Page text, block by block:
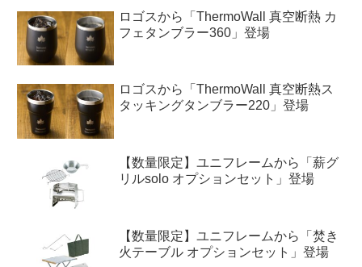
ロゴスから「ThermoWall 真空断熱 カ
フェタンブラー360」登場
ロゴスから「ThermoWall 真空断熱ス
タッキングタンブラー220」登場
【数量限定】ユニフレームから「薪グ
リルsolo オプションセット」登場
【数量限定】ユニフレームから「焚き
火テーブル オプションセット」登場